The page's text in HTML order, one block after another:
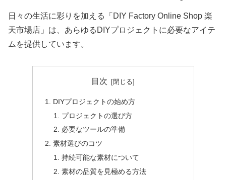
日々の生活に彩りを加える「DIY Factory Online Shop 楽
天市場店」は、あらゆるDIYプロジェクトに必要なアイテ
ムを提供しています。
目次
DIYプロジェクトの始め方
プロジェクトの選び方
必要なツールの準備
素材選びのコツ
持続可能な素材について
素材の品質を見極める方法